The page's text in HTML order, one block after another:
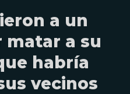
a un
matar a su
habría
vecinos